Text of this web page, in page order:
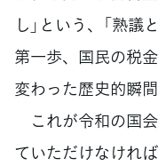
し」という、「熟
第一歩、国民の税
変わった歴史的瞬間
これが令和の国
ていただけなけれ